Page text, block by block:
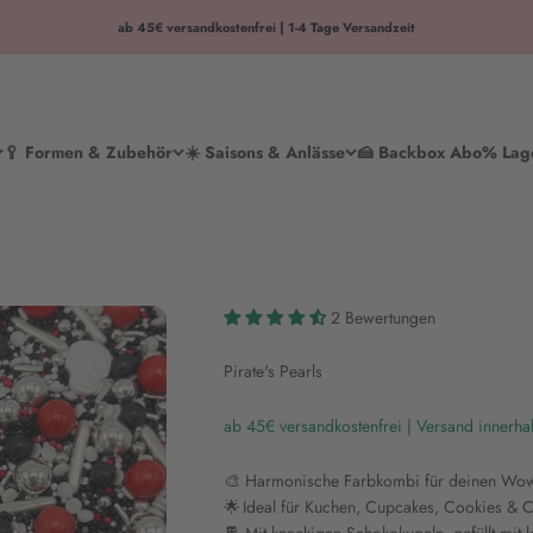
ab 45€ versandkostenfrei | 1-4 Tage Versandzeit
🥄 Formen & Zubehör ☀️ Saisons & Anlässe 🍰 Backbox Abo%
2 Bewertungen
Pirate's Pearls
ab 45€ versandkostenfrei | Versand
🎨 Harmonische Farbkombi für deinen
🌟 Ideal für Kuchen, Cupcakes, Cookies &